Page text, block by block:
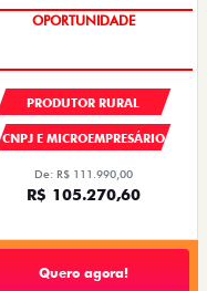
PRODUTOR RURAL
CNPJ E MICROEMPRESÁRIO
De: R$ 111.990,00
R$ 105.270,60
Quero agora!